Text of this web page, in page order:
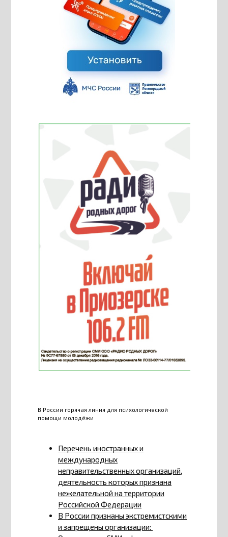
В России горячая линия для психологической
помощи молодёжи
Перечень иностранных и
международных
неправительственных организаций,
деятельность которых признана
нежелательной на территории
Российской Федерации
В России признаны экстремистскими
и запрещены организации: